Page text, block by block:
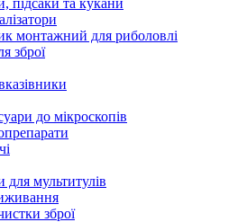
підсаки та кукани
монтажний для риболовлі
зброї
до мікроскопів
для мультитулів
зброї